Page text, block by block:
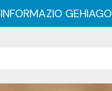
INFORMAZIO GEHIAGO